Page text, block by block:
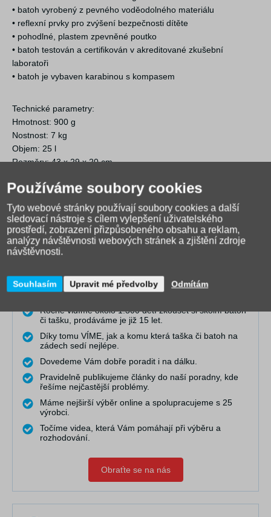
• batoh vyrobený z pevného voděodolného materiálu
• reflexní prvky pro zvýšení bezpečnosti dítěte
• pohodlné, plastem zpevněné poutko
• batoh testován a certifikován v akreditované zkušební
laboratoři
• batoh je vybaven karabinou s kompasem
Technické parametry:
Hmotnost: 900 g
Nostnost: 7 kg
Objem: 25 l
Rozměry: 43 x 29 x 20 cm
Ročně vidíme okolo 1.300 dětí zkoušet si školní batoh
či tašku, prodáváme je již 15 let.
Díky tomu VÍME, jak a komu která taška či batoh na
zádech sedí nejlépe.
Dovedeme Vám dobře poradit i na dálku.
Pravidelně publikujeme články do naší poradny, kde
řešíme nejčastější problémy.
Máme nejširší výběr online a spolupracujeme s 25
výrobci.
Točíme videa, která Vám pomáhají při výběru a
rozhodování.
Obraťte se na nás
Používáme soubory cookies
Tyto webové stránky používají soubory cookies a další
sledovací nástroje s cílem vylepšení uživatelského
prostředí, zobrazení přizpůsobeného obsahu a reklam,
analýzy návštěvnosti webových stránek a zjištění zdroje
návštěvnosti.
Souhlasím Upravit mé předvolby Odmítám